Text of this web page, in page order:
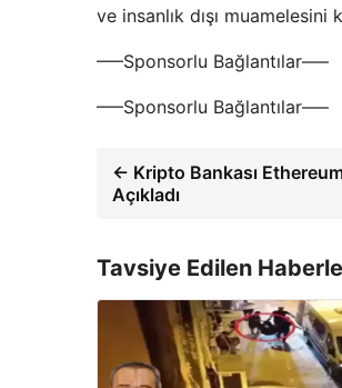
ve insanlık dışı muamelesini
—–Sponsorlu Bağlantılar—–
—–Sponsorlu Bağlantılar—–
← Kripto Bankası
Açıkladı
Tavsiye Edilen